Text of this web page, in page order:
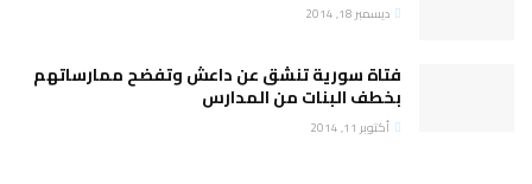
ديسمبر 18, 2014
فتاة سورية تنشق عن داعش وتفضح ممارساتهم
بخطف البنات من المدارس
أكتوبر 11, 2014